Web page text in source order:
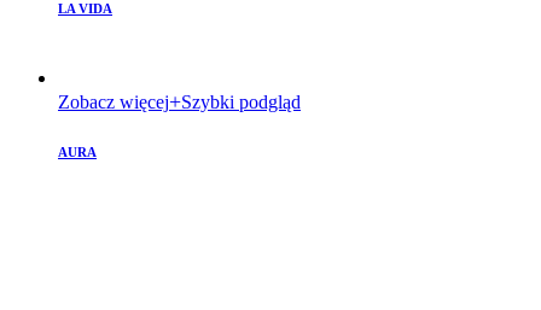
LA VIDA
Zobacz więcej Szybki podgląd
AURA